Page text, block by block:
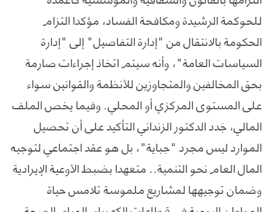
للحوكمة الرشيدة ومكافحة الفساد، مؤكدا التزام
الحكومة بالانتقال من "إدارة التفاصيل" إلى "إدارة
السياسات العامة"، وأنه سيتم اتخاذ إجراءات صارمة
بحق المخالفين والمتجاوزين للأنظمة والقوانين سواء
على المستوى المركزي أو المحلي. وفيما يخص الملف
المالي، جَدد الدكتور الزنداني التأكيد على أن تحصيل
الموارد ليس مجرد "جباية"، بل هو عقد اجتماعي لتوجيه
المال العام نحو التنمية.. متعهدا بضبط الأوعية الإيرادية
وضمان توجيهها لمشاريع ملموسة تلامس حياة